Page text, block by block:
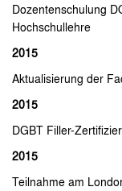
Dozentenschulung
Hochschullehre
2015
Aktualisierung der
2015
DGBT Filler-
2015
Teilnahme am